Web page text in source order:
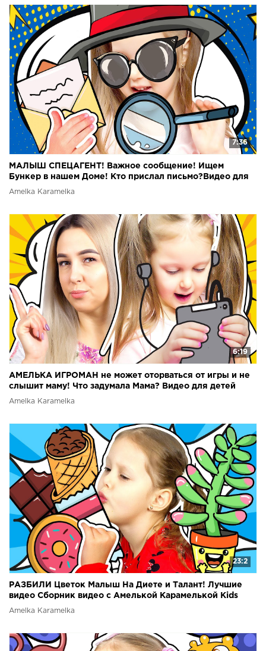
7:36
МАЛЫШ СПЕЦАГЕНТ! Важное сообщение! Ищем
Бункер в нашем Доме! Кто прислал письмо?Видео для
детей!
Amelka Karamelka
6:19
АМЕЛЬКА ИГРОМАН не может оторваться от игры и не
слышит маму! Что задумала Мама? Видео для детей
Amelka Karamelka
23:2
РАЗБИЛИ Цветок Малыш На Диете и Талант! Лучшие
видео Сборник видео с Амелькой Карамелькой Kids
Video
Amelka Karamelka